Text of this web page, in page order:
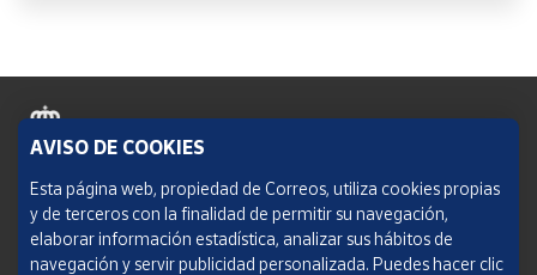
Política de cookies
Aviso legal
AVISO DE COOKIES
Esta página web, propiedad de Correos, utiliza cookies propias
y de terceros con la finalidad de permitir su navegación,
elaborar información estadística, analizar sus hábitos de
navegación y servir publicidad personalizada. Puedes hacer clic